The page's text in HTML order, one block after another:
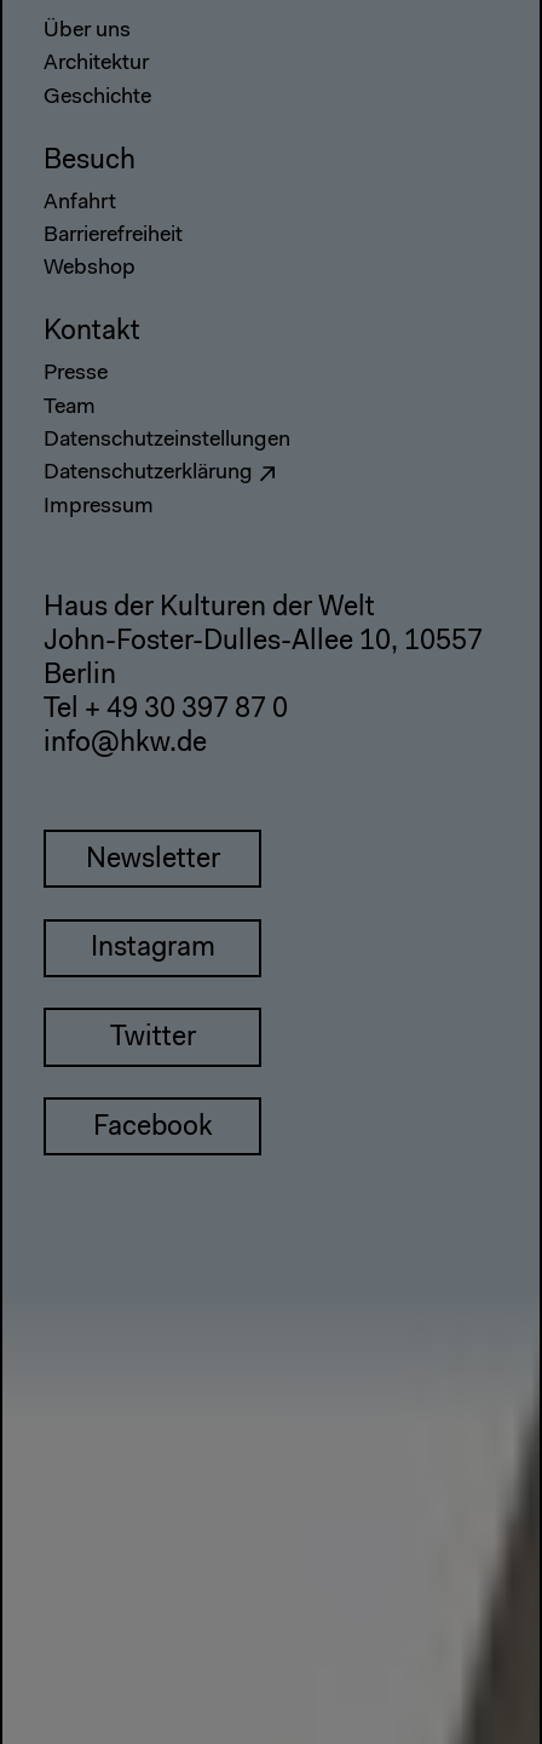
Über uns
Architektur
Geschichte
Besuch
Anfahrt
Barrierefreiheit
Webshop
Kontakt
Presse
Team
Datenschutzeinstellungen
Datenschutzerklärung
Impressum
Haus der Kulturen der Welt
John-Foster-Dulles-Allee 10, 10557
Berlin
Tel + 49 30 397 87 0
info@hkw.de
Newsletter
Instagram
Twitter
Facebook